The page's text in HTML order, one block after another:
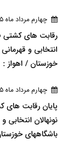
چهارم مرداد ماه 1405
رقابت های کشتی
انتخابی و
خوزستان / اهواز :
چهارم مرداد ماه 1405
پایان رقابت های
نونهالان انتخابی
باشگاههای